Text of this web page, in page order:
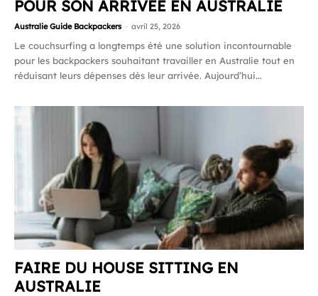
POUR SON ARRIVÉE EN AUSTRALIE
Australie Guide Backpackers - avril 25, 2026
Le couchsurfing a longtemps été une solution incontournable
pour les backpackers souhaitant travailler en Australie tout en
réduisant leurs dépenses dès leur arrivée. Aujourd’hui...
FAIRE DU HOUSE SITTING EN
AUSTRALIE